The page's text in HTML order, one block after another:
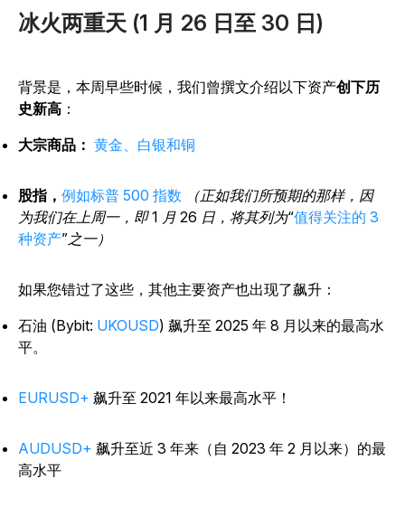
冰火两重天 (1 月 26 日至 30 日)
背景是，本周早些时候，我们曾撰文介绍以下资产创下历
史新高 ：
大宗商品： 黄金、白银和铜
股指， 例如标普 500 指数
（正如我们所预期的那样，因
为我们在上周一，即 1 月 26 日，将其列为“值得关注的 3
种资产”之一）
如果您错过了这些，其他主要资产也出现了飙升：
石油 (Bybit: UKOUSD) 飙升至 2025 年 8 月以来的最高水
平。
EURUSD+ 飙升至 2021 年以来最高水平！
AUDUSD+ 飙升至近 3 年来（自 2023 年 2 月以来）的最
高水平